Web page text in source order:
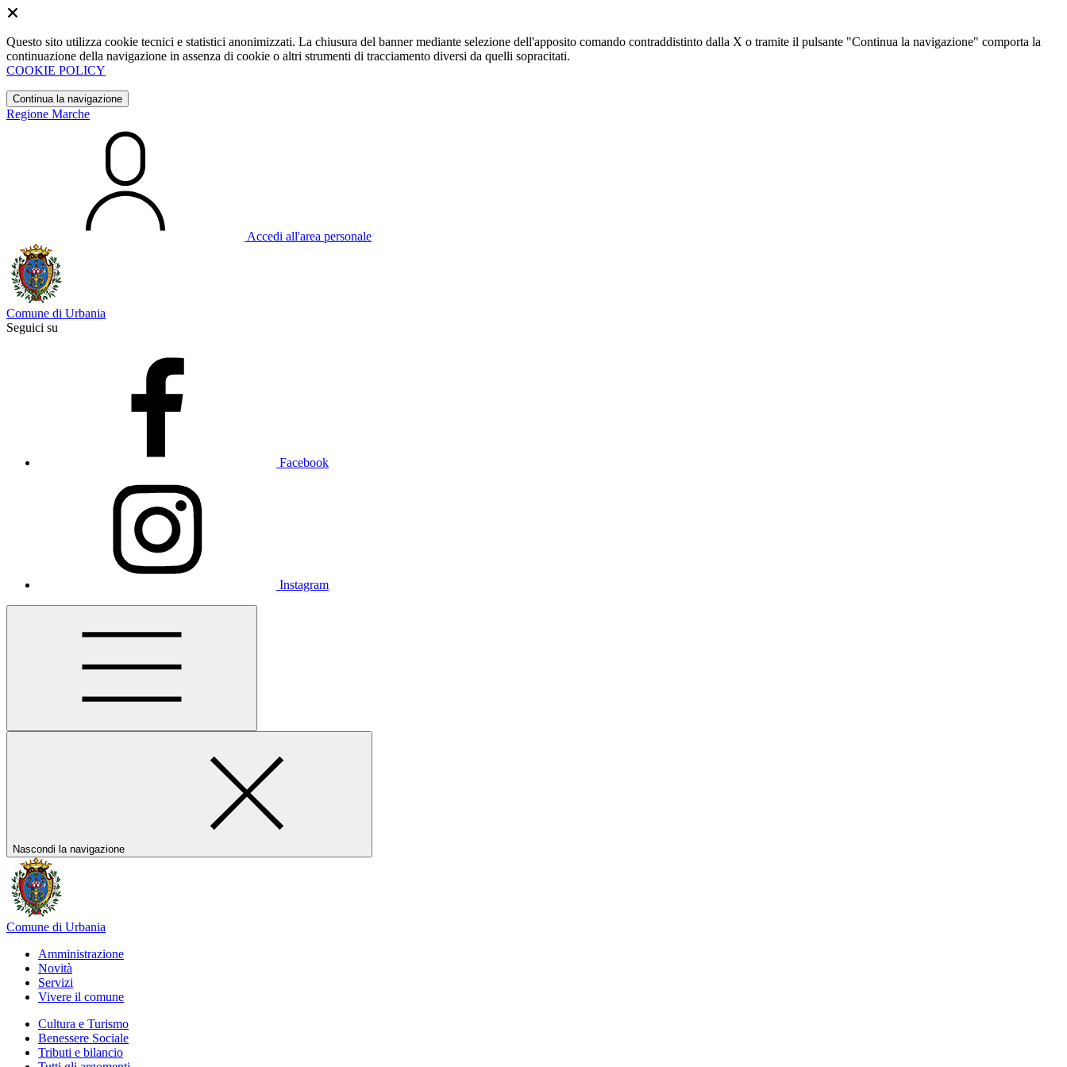
Questo sito utilizza cookie tecnici e statistici anonimizzati. La chiusura del banner mediante selezione dell'apposito comando contraddistinto dalla X o tramite il pulsante "Continua la navigazione" comporta la
continuazione della navigazione in assenza di cookie o altri strumenti di tracciamento diversi da quelli sopracitati.
COOKIE POLICY
Continua la navigazione
Regione Marche
Accedi all'area personale
Comune di Urbania
Seguici su
Facebook
Instagram
Nascondi la navigazione
Comune di Urbania
Amministrazione
Novità
Servizi
Vivere il comune
Cultura e Turismo
Benessere Sociale
Tributi e bilancio